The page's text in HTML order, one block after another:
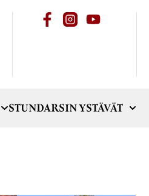
STUNDARSIN YSTÄVÄT